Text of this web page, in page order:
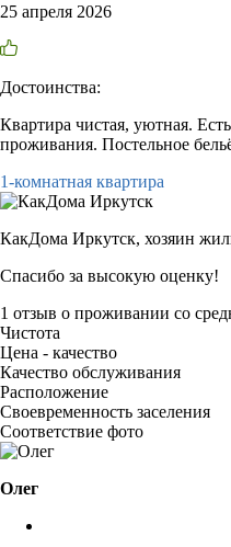
25 апреля 2026
Достоинства:
Квартира чистая, уютная.
проживания. Постельное
1-комнатная квартира
КакДома Иркутск, хозяин
Спасибо за высокую оценку!
1 отзыв о проживании со
Чистота
Цена - качество
Качество обслуживания
Расположение
Своевременность заселения
Соответствие фото
Олег